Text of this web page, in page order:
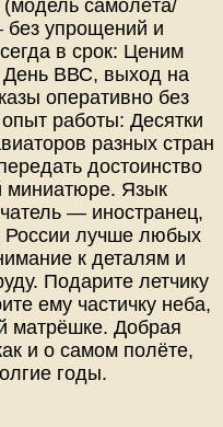
(модель самолёта/
упрощений и
в срок: Ценим
ВВС, выход на
оперативно без
работы: Десятки
разных стран
достоинство
миниатюре. Язык
— иностранец,
России лучше любых
к деталям и
Подарите летчику
ему частичку неба,
матрёшке. Добрая
и о самом полёте,
годы.